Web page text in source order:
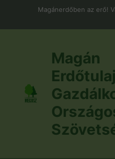
Magánerdőben az erő!
Magán